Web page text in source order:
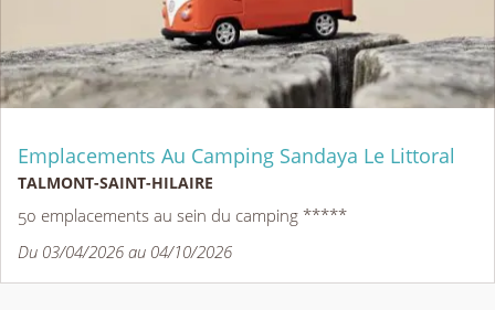
Emplacements Au Camping Sandaya Le Littoral
TALMONT-SAINT-HILAIRE
50 emplacements au sein du camping *****
Du 03/04/2026 au 04/10/2026